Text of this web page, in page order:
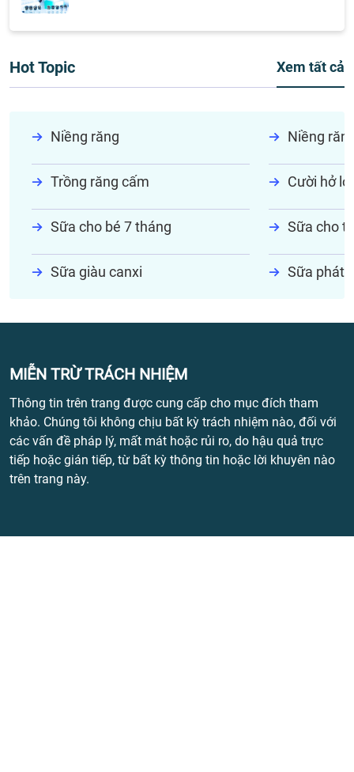
Hot Topic Xem tất cả
Niềng răng Niềng
Trồng răng cấm Cười hở lợi
Sữa cho bé 7 tháng Sữa cho
Sữa giàu canxi Sữa phát
MIỄN TRỪ TRÁCH NHIỆM
Thông tin trên trang được cung cấp cho mục đích tham
khảo. Chúng tôi không chịu bất kỳ trách nhiệm nào, đối với
các vấn đề pháp lý, mất mát hoặc rủi ro, do hậu quả trực
tiếp hoặc gián tiếp, từ bất kỳ thông tin hoặc lời khuyên nào
trên trang này.